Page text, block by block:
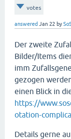
votes
answered Jan 22 by
Der zweite
Bilder/Items
imm
gezogen
einen Blick in
https://
otation-
Details gerne